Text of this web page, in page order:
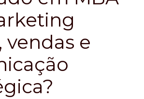
vendas e